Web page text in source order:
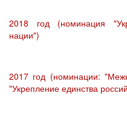
2018 год (номинация
нации")
2017 год (номинации:
"Укрепление единства